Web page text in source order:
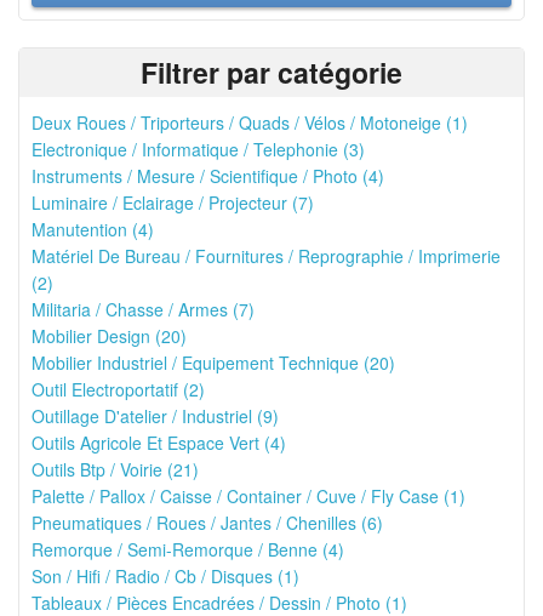
Filtrer par catégorie
Deux Roues / Triporteurs / Quads / Vélos / Motoneige (1)
Electronique / Informatique / Telephonie (3)
Instruments / Mesure / Scientifique / Photo (4)
Luminaire / Eclairage / Projecteur (7)
Manutention (4)
Matériel De Bureau / Fournitures / Reprographie / Imprimerie
(2)
Militaria / Chasse / Armes (7)
Mobilier Design (20)
Mobilier Industriel / Equipement Technique (20)
Outil Electroportatif (2)
Outillage D'atelier / Industriel (9)
Outils Agricole Et Espace Vert (4)
Outils Btp / Voirie (21)
Palette / Pallox / Caisse / Container / Cuve / Fly Case (1)
Pneumatiques / Roues / Jantes / Chenilles (6)
Remorque / Semi-Remorque / Benne (4)
Son / Hifi / Radio / Cb / Disques (1)
Tableaux / Pièces Encadrées / Dessin / Photo (1)